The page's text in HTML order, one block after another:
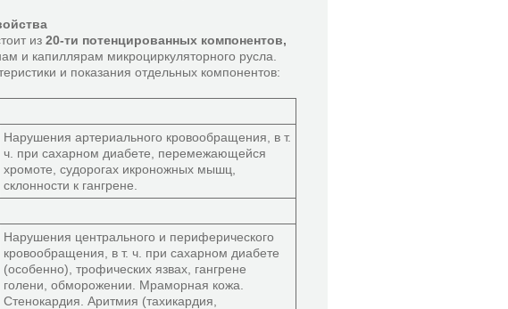
из 20-ти потенцированных компонентов,
и капиллярам микроциркуляторного русла.
и показания отдельных компонентов:
Нарушения артериального кровообращения, в т.
ч. при сахарном диабете, перемежающейся
хромоте, судорогах икроножных мышц,
склонности к гангрене.
Нарушения центрального и периферического
кровообращения, в т. ч. при сахарном диабете
(особенно), трофических язвах, гангрене
голени, обморожении. Мраморная кожа.
Стенокардия. Аритмия (тахикардия,